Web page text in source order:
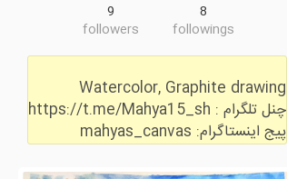
8
followings
9
followers
پیج اینستاگرام: mahyas_canvas